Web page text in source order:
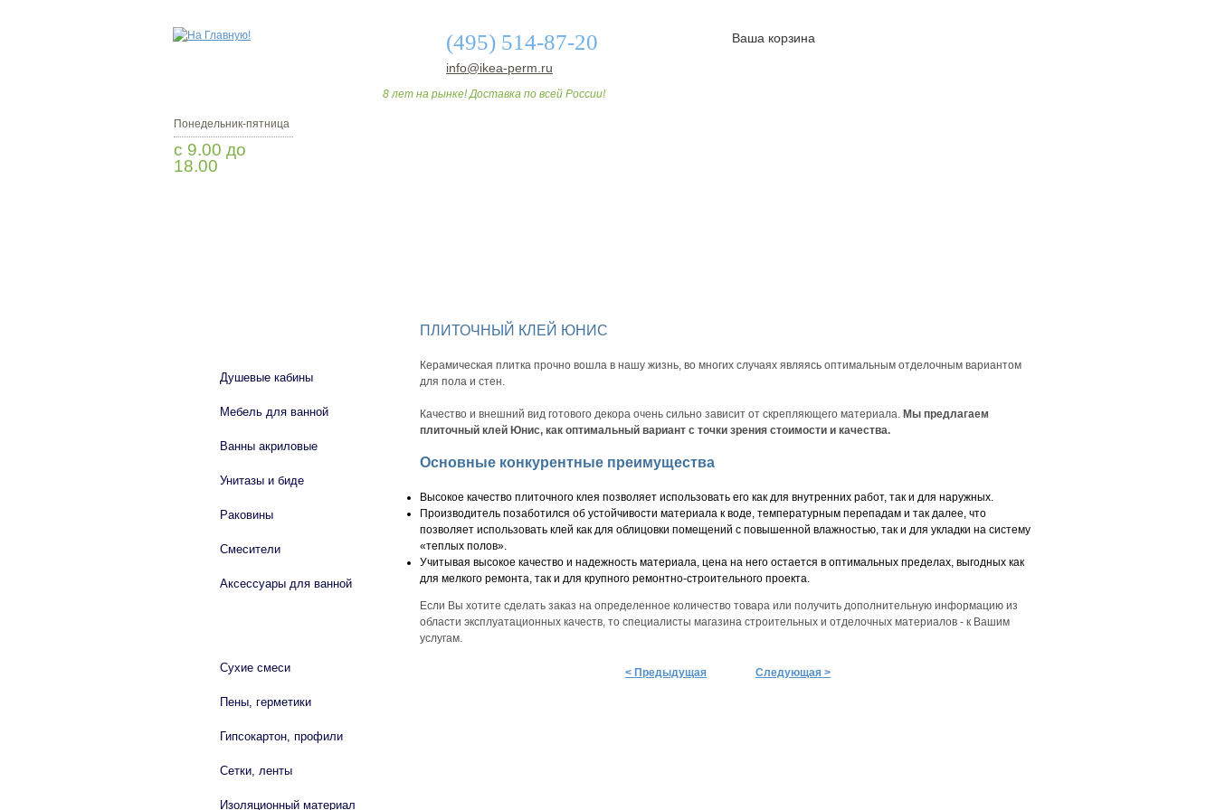
(495) 514-87-20
info@ikea-perm.ru
8 лет на рынке! Доставка по всей России!
Ваша корзина
Понедельник-пятница
с 9.00 до
18.00
ПЛИТОЧНЫЙ КЛЕЙ ЮНИС
Керамическая плитка прочно вошла в нашу жизнь, во многих случаях являясь оптимальным отделочным вариантом
для пола и стен.
Качество и внешний вид готового декора очень сильно зависит от скрепляющего материала. Мы предлагаем
плиточный клей Юнис, как оптимальный вариант с точки зрения стоимости и качества.
Основные конкурентные преимущества
Высокое качество плиточного клея позволяет использовать его как для внутренних работ, так и для наружных.
Производитель позаботился об устойчивости материала к воде, температурным перепадам и так далее, что
позволяет использовать клей как для облицовки помещений с повышенной влажностью, так и для укладки на систему
«теплых полов».
Учитывая высокое качество и надежность материала, цена на него остается в оптимальных пределах, выгодных как
для мелкого ремонта, так и для крупного ремонтно-строительного проекта.
Если Вы хотите сделать заказ на определенное количество товара или получить дополнительную информацию из
области эксплуатационных качеств, то специалисты магазина строительных и отделочных материалов - к Вашим
услугам.
< Предыдущая Следующая >
Душевые кабины
Мебель для ванной
Ванны акриловые
Унитазы и биде
Раковины
Смесители
Аксессуары для ванной
Сухие смеси
Пены, герметики
Гипсокартон, профили
Сетки, ленты
Изоляционный материал